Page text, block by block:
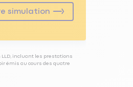
simulation
LLD, incluant les prestations
émis au cours des quatre